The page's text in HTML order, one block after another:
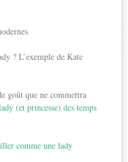
? L’exemple de Kate
goût que ne commettra
(et princesse) des temps
comme une lady